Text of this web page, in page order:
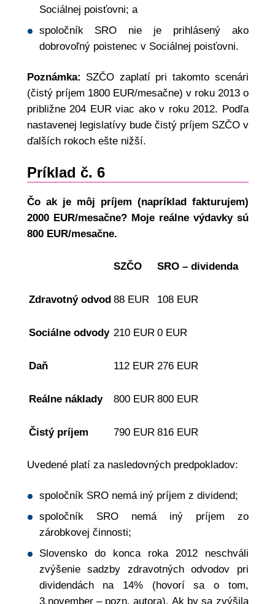
Sociálnej poisťovni; a
spoločník SRO nie je prihlásený ako
dobrovoľný poistenec v Sociálnej poisťovni.
Poznámka: SZČO zaplatí pri takomto scenári
(čistý príjem 1800 EUR/mesačne) v roku 2013 o
približne 204 EUR viac ako v roku 2012. Podľa
nastavenej legislatívy bude čistý príjem SZČO v
ďalších rokoch ešte nižší.
Príklad č. 6
Čo ak je môj príjem (napríklad fakturujem)
2000 EUR/mesačne? Moje reálne výdavky sú
800 EUR/mesačne.
SZČO SRO – dividenda
Zdravotný odvod 88 EUR 108 EUR
Sociálne odvody 210 EUR 0 EUR
Daň 112 EUR 276 EUR
Reálne náklady 800 EUR 800 EUR
Čistý príjem 790 EUR 816 EUR
Uvedené platí za nasledovných predpokladov:
spoločník SRO nemá iný príjem z dividend;
spoločník SRO nemá iný príjem zo
zárobkovej činnosti;
Slovensko do konca roka 2012 neschváli
zvýšenie sadzby zdravotných odvodov pri
dividendách na 14% (hovorí sa o tom,
3.november – pozn. autora). Ak by sa zvýšila